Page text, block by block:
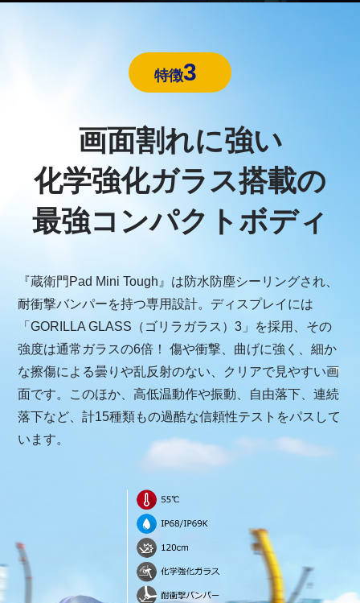
特徴3
画面割れに強い
化学強化ガラス搭載の
最強コンパクトボディ
『蔵衛門Pad Mini Tough』は防水防塵シーリングされ、
耐衝撃バンパーを持つ専用設計。ディスプレイには
「GORILLA GLASS（ゴリラガラス）3」を採用、その
強度は通常ガラスの6倍！ 傷や衝撃、曲げに強く、細か
な擦傷による曇りや乱反射のない、クリアで見やすい画
面です。このほか、高低温動作や振動、自由落下、連続
落下など、計15種類もの過酷な信頼性テストをパスして
います。